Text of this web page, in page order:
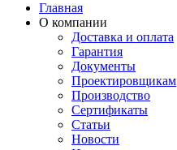
Главная
О компании
Доставка и оплата
Гарантия
Документы
Проектировщикам
Производство
Сертификаты
Статьи
Новости